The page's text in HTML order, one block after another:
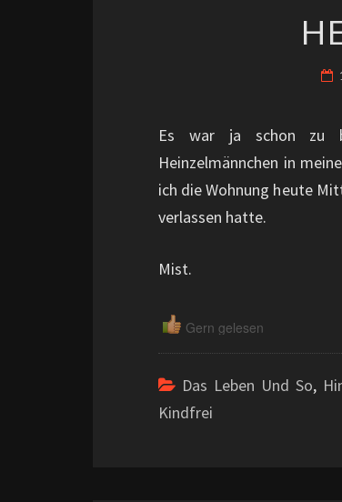
Es war ja schon zu
Heinzelmännchen in
ich die Wohnung heute
verlassen hatte.
Mist.
Gern gelesen
Das Leben Und So,
Kindfrei